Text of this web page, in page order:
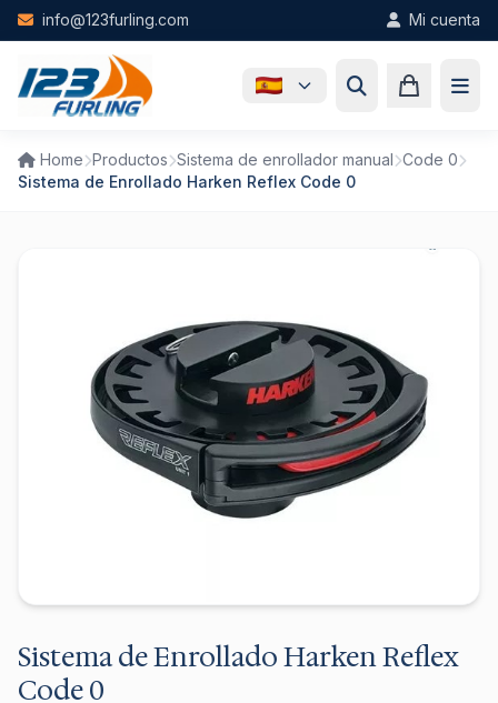
Skip to main content
info@123furling.com Mi cuenta
Home Productos Sistema de enrollador manual Code 0
Sistema de Enrollado Harken Reflex Code 0
Sistema de Enrollado Harken Reflex
Code 0